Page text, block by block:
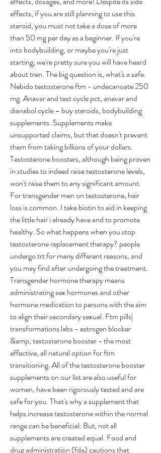
effects, if you are still planning to use this
steroid, you must not take a dose of more
than 50 mg per day as a beginner. If you're
into bodybuilding, or maybe you're just
starting, we're pretty sure you will have heard
about tren. The big question is, what's a safe.
Nebido testosterone ftm - undecanoate 250
mg. Anavar and test cycle pct, anavar and
dianabol cycle – buy steroids, bodybuilding
supplements. Supplements make
unsupported claims, but that doesn't prevent
them from taking billions of your dollars.
Testosterone boosters, although being proven
in studies to indeed raise testosterone levels,
won't raise them to any significant amount.
For transgender men on testosterone, hair
loss is common. I take biotin to aid in keeping
the little hair i already have and to promote
healthy. So what happens when you stop
testosterone replacement therapy? people
undergo trt for many different reasons, and
you may find after undergoing the treatment.
Transgender hormone therapy means
administrating sex hormones and other
hormone medication to persons with the aim
to align their secondary sexual. Ftm pills|
transformations labs - estrogen blocker
&amp; testosterone booster - the most
effective, all natural option for ftm
transitioning. All of the testosterone booster
supplements on our list are also useful for
women, have been rigorously tested and are
safe for you. That's why a supplement that
helps increase testosterone within the normal
range can be beneficial. But, not all
supplements are created equal. Food and
drug administration (fda) cautions that